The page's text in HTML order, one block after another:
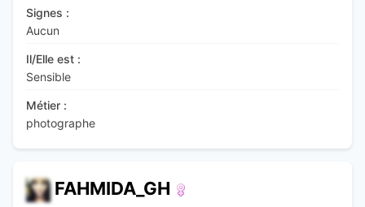
Signes :
Aucun
Il/Elle est :
Sensible
Métier :
photographe
FAHMIDA_GH